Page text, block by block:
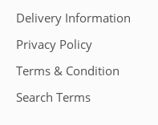
Delivery Information
Privacy Policy
Terms & Condition
Search Terms